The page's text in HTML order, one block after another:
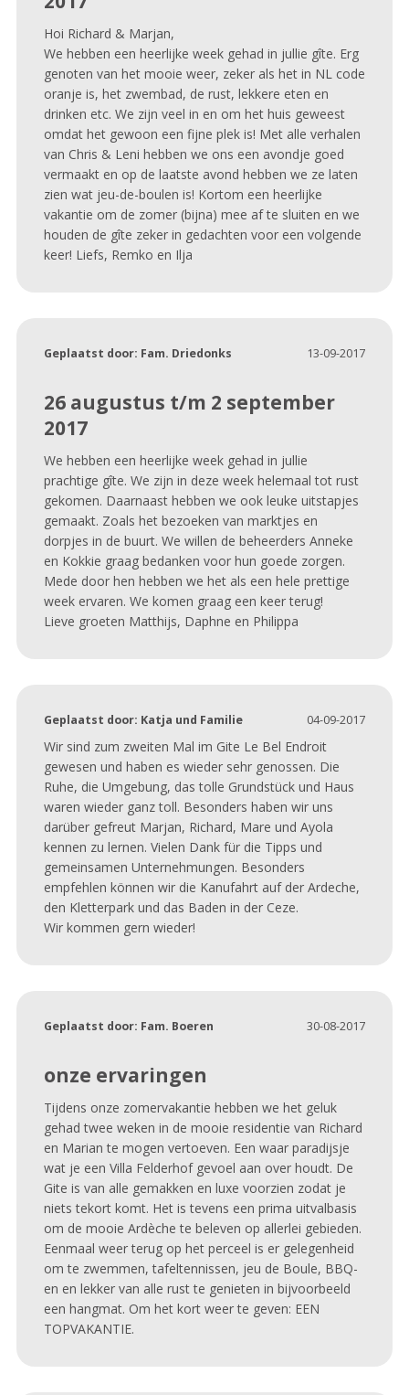
Hoi Richard & Marjan,
We hebben een heerlijke week gehad in jullie gîte. Erg
genoten van het mooie weer, zeker als het in NL code
oranje is, het zwembad, de rust, lekkere eten en
drinken etc. We zijn veel in en om het huis geweest
omdat het gewoon een fijne plek is! Met alle verhalen
van Chris & Leni hebben we ons een avondje goed
vermaakt en op de laatste avond hebben we ze laten
zien wat jeu-de-boulen is! Kortom een heerlijke
vakantie om de zomer (bijna) mee af te sluiten en we
houden de gîte zeker in gedachten voor een volgende
keer! Liefs, Remko en Ilja
13-09-2017
Geplaatst door: Fam. Driedonks
26 augustus t/m 2 september
2017
We hebben een heerlijke week gehad in jullie
prachtige gîte. We zijn in deze week helemaal tot rust
gekomen. Daarnaast hebben we ook leuke uitstapjes
gemaakt. Zoals het bezoeken van marktjes en
dorpjes in de buurt. We willen de beheerders Anneke
en Kokkie graag bedanken voor hun goede zorgen.
Mede door hen hebben we het als een hele prettige
week ervaren. We komen graag een keer terug!
Lieve groeten Matthijs, Daphne en Philippa
04-09-2017
Geplaatst door: Katja und Familie
Wir sind zum zweiten Mal im Gite Le Bel Endroit
gewesen und haben es wieder sehr genossen. Die
Ruhe, die Umgebung, das tolle Grundstück und Haus
waren wieder ganz toll. Besonders haben wir uns
darüber gefreut Marjan, Richard, Mare und Ayola
kennen zu lernen. Vielen Dank für die Tipps und
gemeinsamen Unternehmungen. Besonders
empfehlen können wir die Kanufahrt auf der Ardeche,
den Kletterpark und das Baden in der Ceze.
Wir kommen gern wieder!
30-08-2017
Geplaatst door: Fam. Boeren
onze ervaringen
Tijdens onze zomervakantie hebben we het geluk
gehad twee weken in de mooie residentie van Richard
en Marian te mogen vertoeven. Een waar paradijsje
wat je een Villa Felderhof gevoel aan over houdt. De
Gite is van alle gemakken en luxe voorzien zodat je
niets tekort komt. Het is tevens een prima uitvalbasis
om de mooie Ardèche te beleven op allerlei gebieden.
Eenmaal weer terug op het perceel is er gelegenheid
om te zwemmen, tafeltennissen, jeu de Boule, BBQ-
en en lekker van alle rust te genieten in bijvoorbeeld
een hangmat. Om het kort weer te geven: EEN
TOPVAKANTIE.